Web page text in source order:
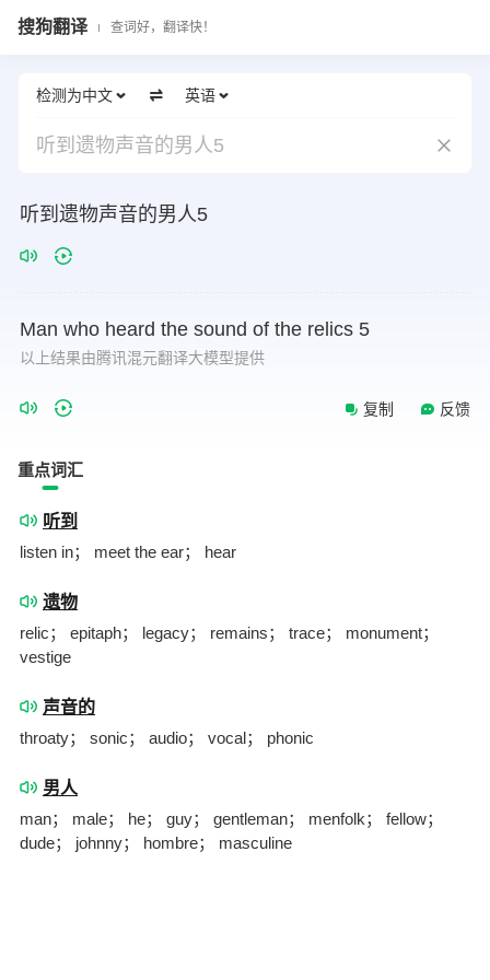
搜狗翻译 查词好，翻译快！
检测为中文 英语
听到遗物声音的男人5
听到遗物声音的男人5
Man who heard the sound of the relics 5
以上结果由腾讯混元翻译大模型提供
复制 反馈
重点词汇
听到
listen in； meet the ear； hear
遗物
relic； epitaph； legacy； remains； trace； monument；
vestige
声音的
throaty； sonic； audio； vocal； phonic
男人
man； male； he； guy； gentleman； menfolk； fellow；
dude； johnny； hombre； masculine